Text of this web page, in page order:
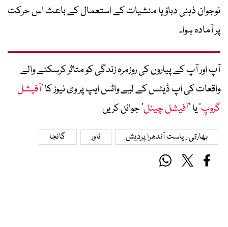
نوجوان ذہنی دباؤ یا منشیات کے استعمال کے باعث اس حرکت
پر آمادہ ہوا۔
آپ اور آپ کے پیاروں کی روزمرہ زندگی کو متاثر کرسکنے والے
واقعات کی اپ ڈیٹس کے لیے واٹس ایپ پر وی نیوز کا ’آفیشل
گروپ‘ یا ’آفیشل چینل‘ جوائن کریں
بھارتی ریاست آندھرا پردیش ٹاور گانجا